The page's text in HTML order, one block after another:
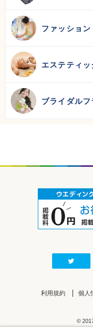
ファッション
エステティッ
ブライダルフ
利用規約 個人
©